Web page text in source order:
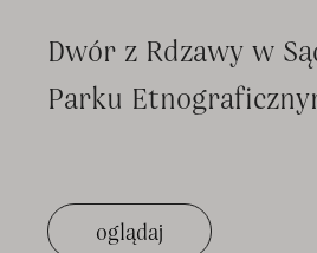
Dwór z Rdzawy w
Parku
oglądaj